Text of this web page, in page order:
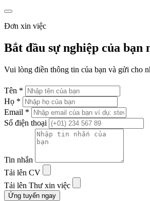
Đơn xin việc
Bắt đầu sự nghiệp của bạn
Vui lòng điền thông tin của bạn và gửi cho
Tên *
Họ *
Email *
Số điện thoại
Tin nhắn
Tải lên CV
Tải lên Thư xin việc
Ứng tuyển ngay